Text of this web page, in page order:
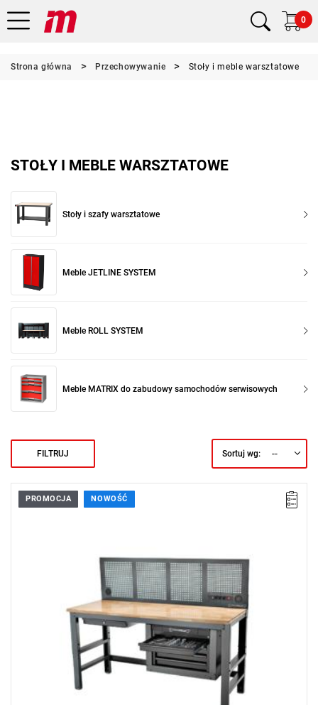
0
Strona główna Przechowywanie Stoły i meble warsztatowe
STOŁY I MEBLE WARSZTATOWE
Stoły i szafy warsztatowe
Meble JETLINE SYSTEM
Meble ROLL SYSTEM
Meble MATRIX do zabudowy samochodów serwisowych
FILTRUJ Sortuj wg: --
• Zestaw zawiera: stół warsztatowy WB 630, szuflada 93 TOP
• Wysokość bez panelu tylnego: 773 - 1078 mm
• Waga stołu: 102,5 kg
• Możliwość wyposażenia w moduły STAHLWILLE TCS
• Konstrukcja gotowa do montażu
Zamów teraz i zgarnij leżak, ręcznik, koc lub piłkę GRATIS!
PROMOCJA NOWOŚĆ